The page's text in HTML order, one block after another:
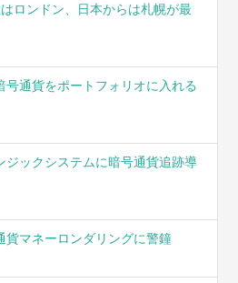
ロンドン、日本からは札幌が最
号通貨をポートフォリオに入れる
ジックシステムに暗号通貨追跡導
貨マネーロンダリングに警鐘